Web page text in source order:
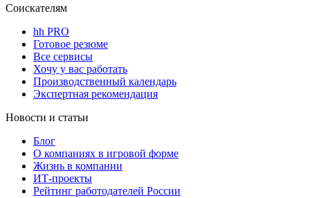
Соискателям
hh PRO
Готовое резюме
Все сервисы
Хочу у вас работать
Производственный календарь
Экспертная рекомендация
Новости и статьи
Блог
О компаниях в игровой форме
Жизнь в компании
ИТ-проекты
Рейтинг работодателей России